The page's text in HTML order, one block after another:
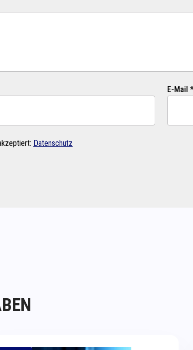
E-Mail
Datenschutz